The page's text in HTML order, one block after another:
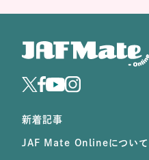
新着記事
JAF Mate Onlineについて